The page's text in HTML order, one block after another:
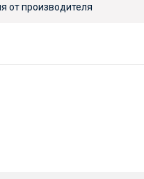
от производителя